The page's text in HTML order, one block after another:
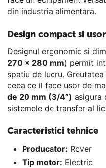
din industria alimentara.
Design compact si
Designul ergonomic si
270 x 280 mm) permit
spatiu de lucru.
ceea ce il face usor de
de 20 mm (3/4”) asigura
sistemele de transfer al
Caracteristici tehnice
Producator: Rover
Tip motor: Electric